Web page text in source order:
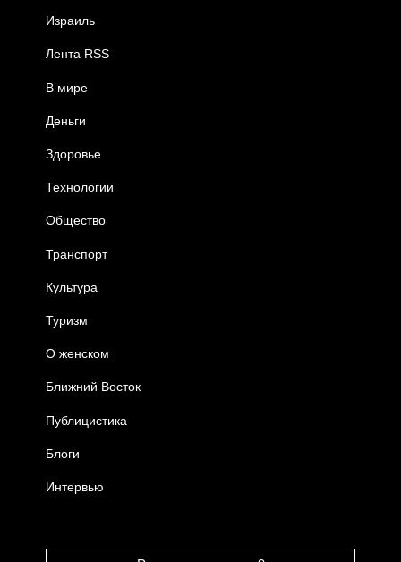
Израиль
Лента RSS
В мире
Деньги
Здоровье
Технологии
Общество
Транспорт
Культура
Туризм
О женском
Ближний Восток
Публицистика
Блоги
Интервью